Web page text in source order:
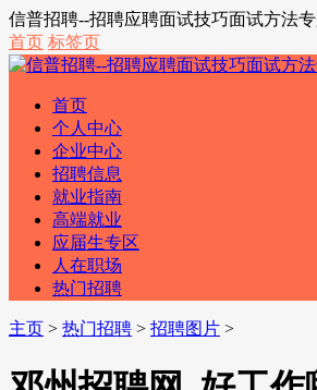
信普招聘--招聘应聘面试技巧面试方法
首页 标签页
首页
个人中心
企业中心
招聘信息
就业指南
高端就业
应届生专区
人在职场
热门招聘
主页 > 热门招聘 > 招聘图片 >